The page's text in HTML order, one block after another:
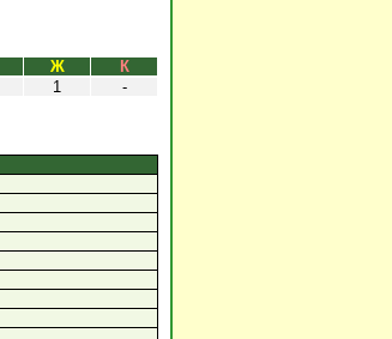
Ж
К
1 -